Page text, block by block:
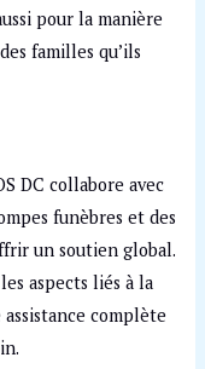
pour la manière
familles qu’ils
DC collabore avec
funèbres et des
un soutien global.
aspects liés à la
complète